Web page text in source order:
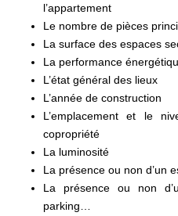
l’appartement
Le nombre de pièces
La surface des espaces
La performance
L’état général des lieux
L’année de construction
L’emplacement et le
copropriété
La luminosité
La présence ou non d’un
La présence ou non
parking…